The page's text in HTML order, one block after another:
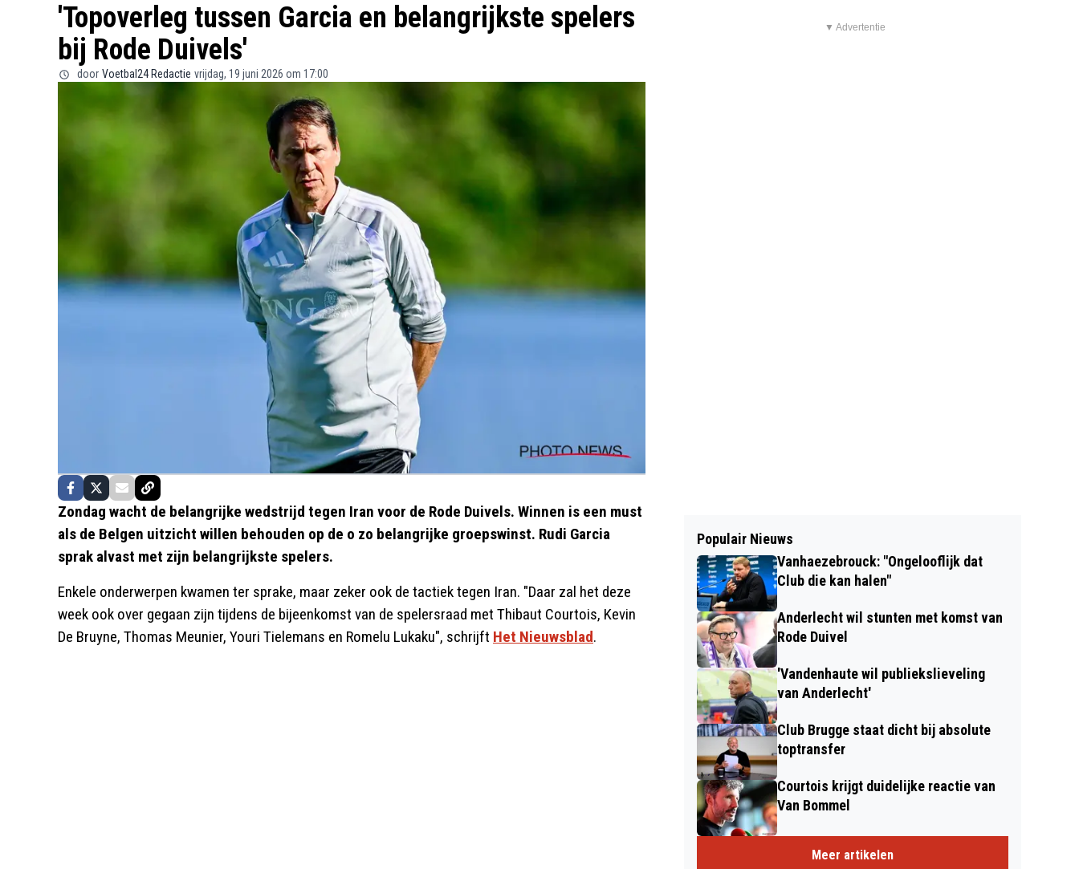
'Topoverleg tussen Garcia en belangrijkste spelers
bij Rode Duivels'
door Voetbal24 Redactie vrijdag, 19 juni 2026 om 17:00
Zondag wacht de belangrijke wedstrijd tegen Iran voor de Rode Duivels. Winnen is een must
als de Belgen uitzicht willen behouden op de o zo belangrijke groepswinst. Rudi Garcia
sprak alvast met zijn belangrijkste spelers.
Enkele onderwerpen kwamen ter sprake, maar zeker ook de tactiek tegen Iran. "Daar zal het deze
week ook over gegaan zijn tijdens de bijeenkomst van de spelersraad met Thibaut Courtois, Kevin
De Bruyne, Thomas Meunier, Youri Tielemans en Romelu Lukaku", schrijft Het Nieuwsblad.
▼ Advertentie
Populair Nieuws
Vanhaezebrouck: "Ongelooflijk dat
Club die kan halen"
Anderlecht wil stunten met komst van
Rode Duivel
'Vandenhaute wil publiekslieveling
van Anderlecht'
Club Brugge staat dicht bij absolute
toptransfer
Courtois krijgt duidelijke reactie van
Van Bommel
Meer artikelen